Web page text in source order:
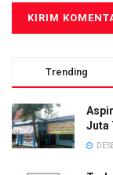
Trending
Juta